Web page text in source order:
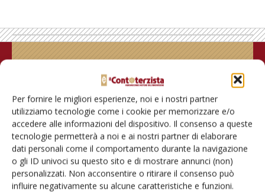
Per fornire le migliori esperienze, noi e i nostri partner
utilizziamo tecnologie come i cookie per memorizzare e/o
accedere alle informazioni del dispositivo. Il consenso a queste
tecnologie permetterà a noi e ai nostri partner di elaborare
dati personali come il comportamento durante la navigazione
o gli ID univoci su questo sito e di mostrare annunci (non)
personalizzati. Non acconsentire o ritirare il consenso può
influire negativamente su alcune caratteristiche e funzioni.
Rimani aggiornato sul mondo
dell’agricoltura
Iscriviti alle nostre newsletter